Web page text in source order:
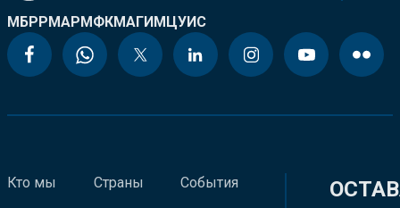
МБРРМАРМФКМАГИМЦУИС
Кто мы Страны События